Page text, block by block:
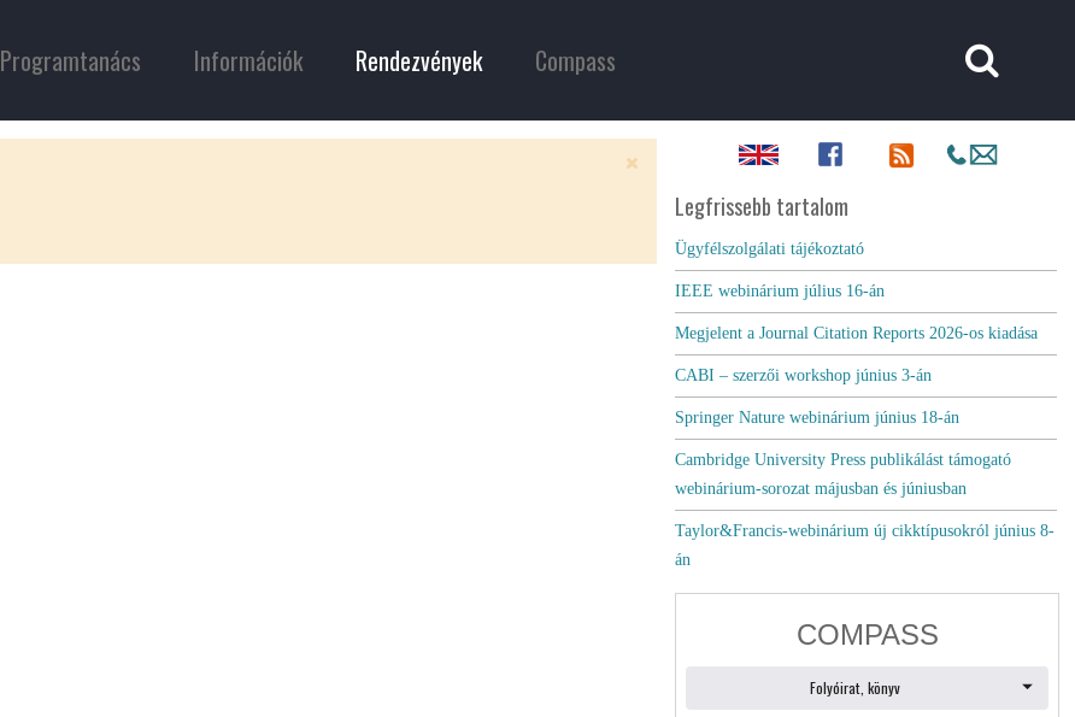
Programtanács Információk Rendezvények Compass
Legfrissebb tartalom
Ügyfélszolgálati tájékoztató
IEEE webinárium július 16-án
Megjelent a Journal Citation Reports 2026-os kiadása
CABI – szerzői workshop június 3-án
Springer Nature webinárium június 18-án
Cambridge University Press publikálást támogató
webinárium-sorozat májusban és júniusban
Taylor&Francis-webinárium új cikktípusokról június 8-
án